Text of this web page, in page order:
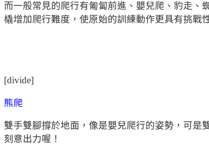
而一般常見的爬行有匍匐前進、嬰兒爬、豹走、
橇增加爬行難度，使原始的訓練動作更具有挑戰
[divide]
熊爬
雙手雙腳撐於地面，像是嬰兒爬行的姿勢，可是
刻意出力喔！